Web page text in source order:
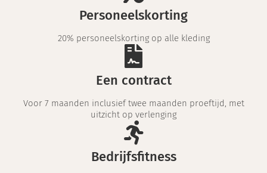
Personeelskorting
20% personeelskorting op alle kleding
Een contract
Voor 7 maanden inclusief twee maanden proeftijd, met
uitzicht op verlenging
Bedrijfsfitness